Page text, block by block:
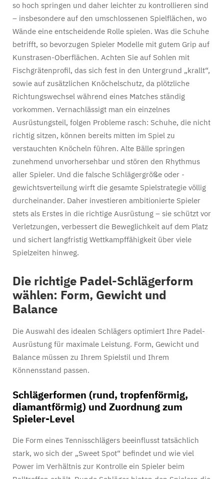
so hoch springen und daher leichter zu kontrollieren sind
– insbesondere auf den umschlossenen Spielflächen, wo
Wände eine entscheidende Rolle spielen. Was die Schuhe
betrifft, so bevorzugen Spieler Modelle mit gutem Grip auf
Kunstrasen-Oberflächen. Achten Sie auf Sohlen mit
Fischgrätenprofil, das sich fest in den Untergrund „krallt“,
sowie auf zusätzlichen Knöchelschutz, da plötzliche
Richtungswechsel während eines Matches ständig
vorkommen. Vernachlässigt man ein einzelnes
Ausrüstungsteil, folgen Probleme rasch: Schuhe, die nicht
richtig sitzen, können bereits mitten im Spiel zu
verstauchten Knöcheln führen. Alte Bälle springen
zunehmend unvorhersehbar und stören den Rhythmus
aller Spieler. Und die falsche Schlägergröße oder -
gewichtsverteilung wirft die gesamte Spielstrategie völlig
durcheinander. Daher investieren ambitionierte Spieler
stets als Erstes in die richtige Ausrüstung – sie schützt vor
Verletzungen, verbessert die Beweglichkeit auf dem Platz
und sichert langfristig Wettkampffähigkeit über viele
Spielzeiten hinweg.
Die richtige Padel-Schlägerform
wählen: Form, Gewicht und
Balance
Die Auswahl des idealen Schlägers optimiert Ihre Padel-
Ausrüstung für maximale Leistung. Form, Gewicht und
Balance müssen zu Ihrem Spielstil und Ihrem
Könnensstand passen.
Schlägerformen (rund, tropfenförmig,
diamantförmig) und Zuordnung zum
Spieler-Level
Die Form eines Tennisschlägers beeinflusst tatsächlich
stark, wo sich der „Sweet Spot“ befindet und wie viel
Power im Verhältnis zur Kontrolle ein Spieler beim